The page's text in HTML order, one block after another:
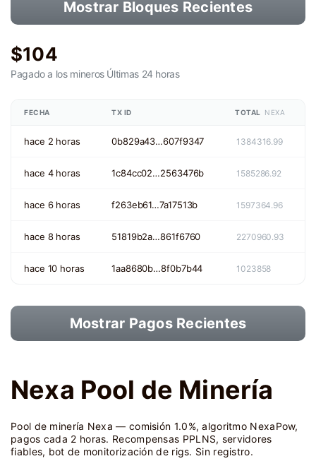
Mostrar Bloques Recientes
$104
Pagado a los mineros Últimas 24 horas
FECHA TX ID TOTAL NEXA
hace 2 horas 0b829a43…607f9347 1384316.99
hace 4 horas 1c84cc02…2563476b 1585286.92
hace 6 horas f263eb61…7a17513b 1597364.96
hace 8 horas 51819b2a…861f6760 2270960.93
hace 10 horas 1aa8680b…8f0b7b44 1023858
Mostrar Pagos Recientes
Nexa Pool de Minería
Pool de minería Nexa — comisión 1.0%, algoritmo NexaPow,
pagos cada 2 horas. Recompensas PPLNS, servidores
fiables, bot de monitorización de rigs. Sin registro.